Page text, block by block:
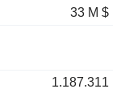
33 M $
1.187.311